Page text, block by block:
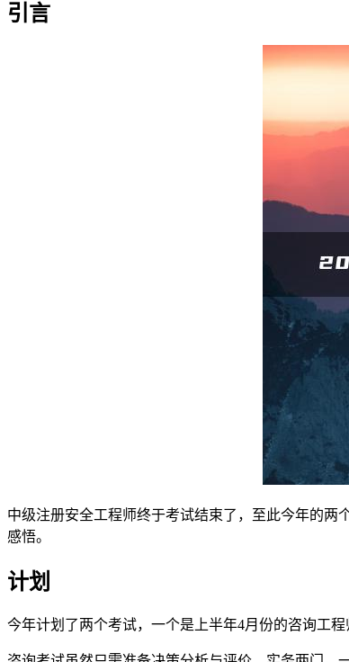
引言
中级注册安全工程师终于考试结束了，至此今年的
感悟。
计划
今年计划了两个考试，一个是上半年4月份的咨询工